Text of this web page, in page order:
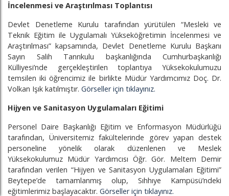
İncelenmesi ve Araştırılması Toplantısı
Devlet Denetleme Kurulu tarafından yürütülen “Mesleki ve
Teknik Eğitim ile Uygulamalı Yükseköğretimin İncelenmesi ve
Araştırılması” kapsamında, Devlet Denetleme Kurulu Başkanı
Sayın Salih Tanrıkulu başkanlığında Cumhurbaşkanlığı
Külliyesi’nde gerçekleştirilen toplantıya Yüksekokulumuzu
temsilen iki öğrencimiz ile birlikte Müdür Yardımcımız Doç. Dr.
Volkan Işık katılmıştır. Görseller için tıklayınız.
Hijyen ve Sanitasyon Uygulamaları Eğitimi
Personel Daire Başkanlığı Eğitim ve Enformasyon Müdürlüğü
tarafından, Üniversitemiz fakültelerinde görev yapan destek
personeline yönelik olarak düzenlenen ve Meslek
Yüksekokulumuz Müdür Yardımcısı Öğr. Gör. Meltem Demir
tarafından verilen “Hijyen ve Sanitasyon Uygulamaları Eğitimi”
Beytepe’de tamamlanmış olup, Sıhhıye Kampüsü’ndeki
eğitimlerimiz başlayacaktır. Görseller için tıklayınız.